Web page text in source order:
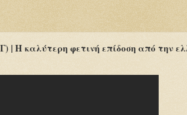
Η καλύτερη φετινή επίδοση από την